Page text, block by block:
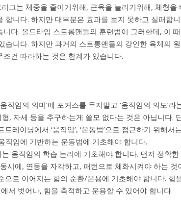
고는 체중을 줄이기위해, 근육을 늘리기위해, 체형을
합니다. 하지만 대부분은 효과를 보지 못하고 실패합
다. 올드타임 스트롱맨들의 훈련법이 그러한데, 이
습니다. 하지만 과거의 스트롱맨들의 강인한 육체의
건 따라하는 것은 한계가 있습니다.
직임의 의미’에 포커스를 두지말고 ‘움직임의 의도’
, 자세 등을 추구하는게 쓸모 없다는 것은 아닙니다.
레이닝에서 ‘움직임’, ‘운동법’으로 접근하기 위해서
직임에 기반하는 운동법에 기초해야 합니다.
움직임의 학습 논리에 기초해야 합니다. 먼저 정확
시에, 연동을 자각하고, 패턴으로 체화시켜야 하는 것
로 이어지는 힘의 순환/운용에 기초해야 합니다. 힘
서 벗어나, 힘을 축적하고 운용할 수 있어야 합니다.